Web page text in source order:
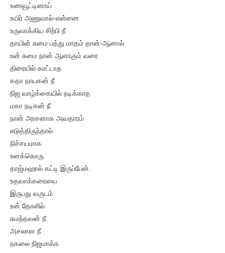
உணவூட்டினாய்
உயிர் அணுவால்-என்னை
உருவாக்கிய சிற்பி நீ
தாயின் சுமை பத்து மாதம் தான்-ஆனால்
உன் சுமை நான் ஆளாகும் வரை
திரையில் காட்டாத
கதா நாயகன் நீ
நிஜ வாழ்க்கையில் நடிக்காத
மகா நடிகன் நீ
நான் அரசனாக அவதாரம்
எடுத்திருந்தால்
நிச்சயமாக
உனக்கொரு
தாஜ்மஹால் கட்டி இருப்பேன்.
உதவாக்கரையை
இருபது வருடம்
உன் தோளில்
சுமந்தவன் நீ.
அசலான நீ
நகலை நிஜமாக்க